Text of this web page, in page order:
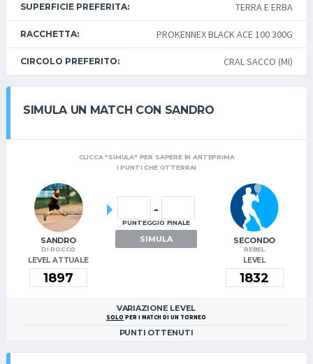
SUPERFICIE PREFERITA: TERRA E ERBA
RACCHETTA: PROKENNEX BLACK ACE 100 300G
CIRCOLO PREFERITO: CRAL SACCO (MI)
SIMULA UN MATCH CON SANDRO
CLICCA "SIMULA" PER SAPERE IN ANTEPRIMA
I PUNTI CHE OTTERRAI
SANDRO
DI ROCCO
LEVEL ATTUALE
-
PUNTEGGIO FINALE
SIMULA SECONDO
REBEL
LEVEL
VARIAZIONE LEVEL
SOLO PER I MATCH DI UN TORNEO
PUNTI OTTENUTI